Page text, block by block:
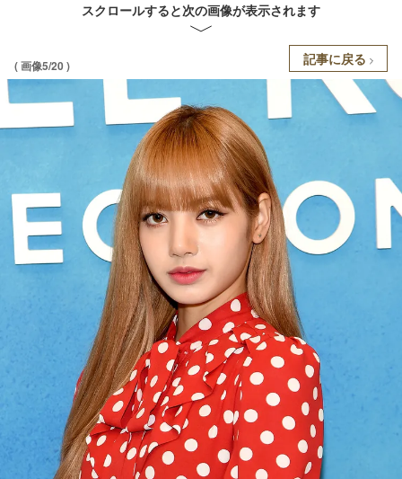
スクロールすると次の画像が表示されます
( 画像5/20 ) 記事に戻る